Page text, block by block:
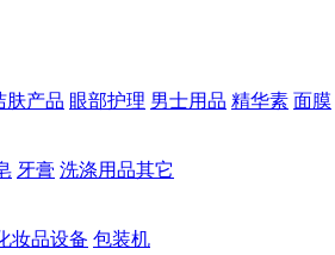
肤产品 眼部护理 男士用品 精华素 面膜
牙膏 洗涤用品其它
妆品设备 包装机